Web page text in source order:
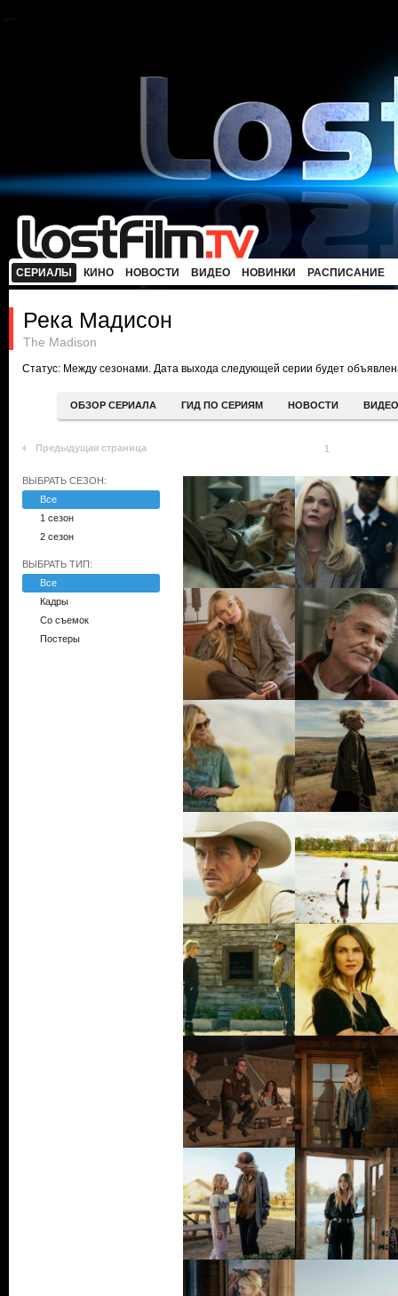
СЕРИАЛЫ КИНО НОВОСТИ ВИДЕО НОВИНКИ РАСПИСАНИЕ
Река Мадисон
The Madison
Статус: Между сезонами. Дата выхода следующей серии будет
ОБЗОР СЕРИАЛА ГИД ПО СЕРИЯМ НОВОСТИ ВИДЕО
Предыдущая страница 1
ВЫБРАТЬ СЕЗОН:
Все
1 сезон
2 сезон
ВЫБРАТЬ ТИП:
Все
Кадры
Со съемок
Постеры